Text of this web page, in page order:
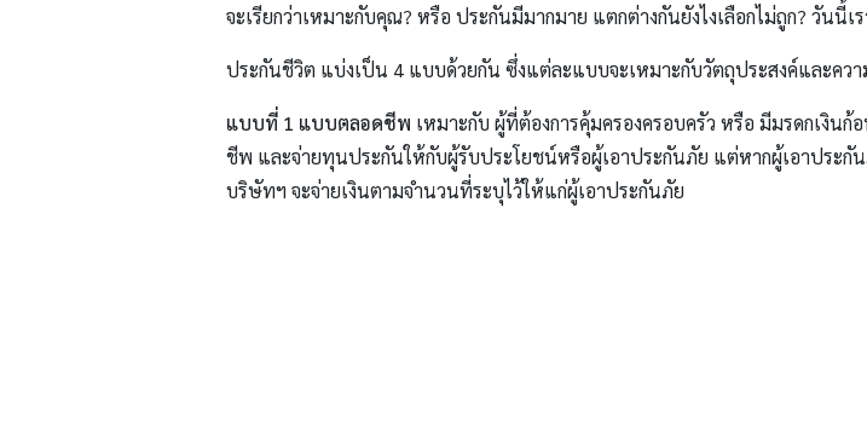
จะเรียกว่าเหมาะกับคุณ? หรือ ประกันมีมากมาย แตกต่างกันยังไงเลือกไม่ถูก? วันนี้
ประกันชีวิต แบ่งเป็น 4 แบบด้วยกัน ซึ่งแต่ละแบบจะเหมาะกับวัตถุประสงค์และคว
แบบที่ 1 แบบตลอดชีพ เหมาะกับ ผู้ที่ต้องการคุ้มครองครอบครัว หรือ มีมรดกเงิน
ชีพ และจ่ายทุนประกันให้กับผู้รับประโยชน์หรือผู้เอาประกันภัย แต่หากผู้เอาประ
บริษัทฯ จะจ่ายเงินตามจำนวนที่ระบุไว้ให้แก่ผู้เอาประกันภัย